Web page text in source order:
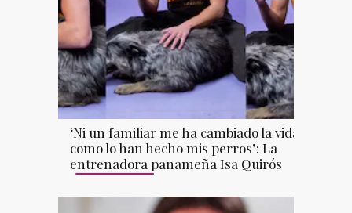
‘Ni un familiar me ha cambiado la vida
como lo han hecho mis perros’: La
entrenadora panameña Isa Quirós